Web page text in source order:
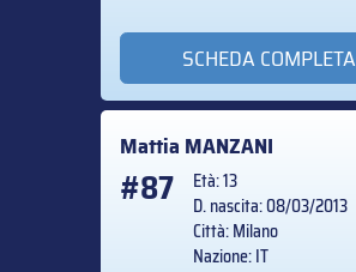
SCHEDA COMPLETA
Mattia MANZANI
#87
Età: 13
D. nascita: 08/03/2013
Città: Milano
Nazione: IT